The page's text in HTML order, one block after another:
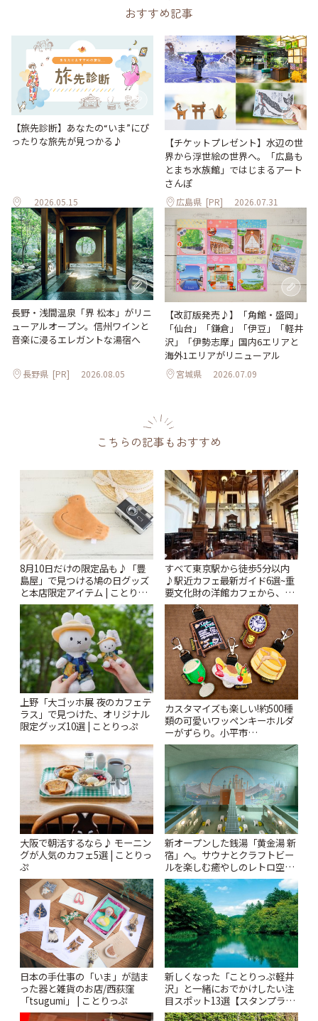
おすすめ記事
【旅先診断】あなたの“いま”にぴ
ったりな旅先が見つかる♪
2026.05.15
【チケットプレゼント】水辺の世
界から浮世絵の世界へ。「広島も
とまち水族館」ではじまるアート
さんぽ
広島県 [PR] 2026.07.31
長野・浅間温泉「界 松本」がリニ
ューアルオープン。信州ワインと
音楽に浸るエレガントな湯宿へ
長野県 [PR] 2026.08.05
【改訂版発売♪】「角館・盛岡」
「仙台」「鎌倉」「伊豆」「軽井
沢」「伊勢志摩」国内6エリアと
海外1エリアがリニューアル
宮城県 2026.07.09
こちらの記事もおすすめ
8月10日だけの限定品も♪「豊
島屋」で見つける鳩の日グッズ
と本店限定アイテム | ことりっ
ぷ
すべて東京駅から徒歩5分以内
♪駅近カフェ最新ガイド6選~重
要文化財の洋館カフェから、改
札すぐのレトロ喫茶まで~ | こと
りっぷ
上野「大ゴッホ展 夜のカフェテ
ラス」で見つけた、オリジナル
限定グッズ10選 | ことりっぷ
カスタマイズも楽しい!約500種
類の可愛いワッペンキーホルダ
ーがずらり。小平市
「Kimamaya T&K」 | ことりっ
大阪で朝活するなら♪ モーニン
グが人気のカフェ5選 | ことりっ
ぷ
新オープンした銭湯「黄金湯 新
宿」へ。サウナとクラフトビー
ルを楽しむ癒やしのレトロ空間
| ことりっぷ
日本の手仕事の「いま」が詰ま
った器と雑貨のお店/西荻窪
「tsugumi」 | ことりっぷ
新しくなった「ことりっぷ軽井
沢」と一緒におでかけしたい注
目スポット13選【スタンプラリ
ー開催中】 | ことりっぷ